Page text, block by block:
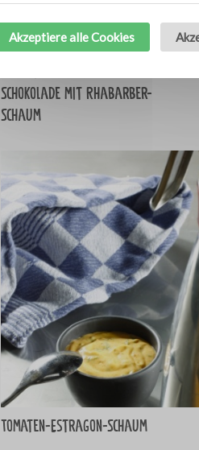
Akzeptiere alle Cookies
Lapis Legit (indon.
Schokolade mit Rhabarber-
Schaum
Tomaten-Estragon-Schaum